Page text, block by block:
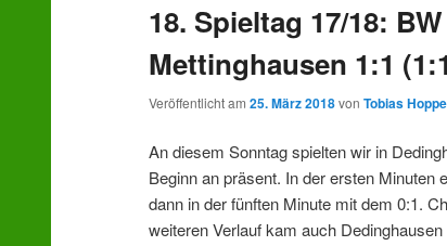
18. Spieltag 17/18:
Mettinghausen 1:1
Veröffentlicht am25. März 2018vonTobias Hoppe
An diesem Sonntag spielten wir in
Beginn an präsent. In der ersten Minuten
dann in der fünften Minute mit dem 0:1.
weiteren Verlauf kam auch